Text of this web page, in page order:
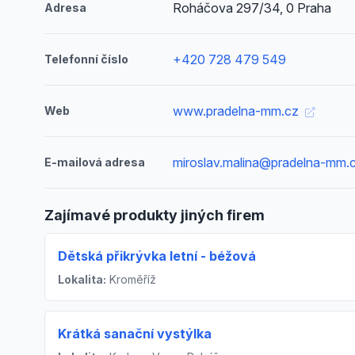
Adresa Roháčova 297/34, 0 Praha
Telefonní číslo +420 728 479 549
Web www.pradelna-mm.cz
E-mailová adresa miroslav.malina@pradelna-
Zajímavé produkty jiných firem
Dětská přikrývka letní - béžová
Lokalita: Kroměříž
Krátká sanační vystýlka